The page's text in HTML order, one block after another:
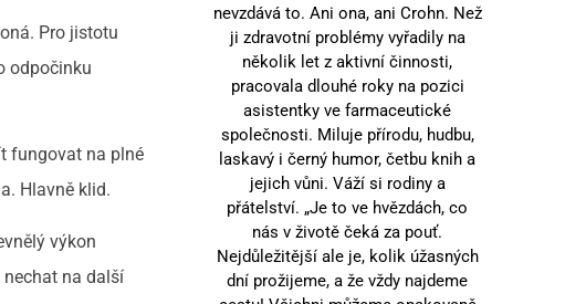
Pro jistotu
odpočinku
fungovat na plné
Hlavně klid.
výkon
nechat na další
nevzdává to. Ani ona, ani Crohn. Než
ji zdravotní problémy vyřadily na
několik let z aktivní činnosti,
pracovala dlouhé roky na pozici
asistentky ve farmaceutické
společnosti. Miluje přírodu, hudbu,
laskavý i černý humor, četbu knih a
jejich vůni. Váží si rodiny a
přátelství. „Je to ve hvězdách, co
nás v životě čeká za pouť.
Nejdůležitější ale je, kolik úžasných
dní prožijeme, a že vždy najdeme